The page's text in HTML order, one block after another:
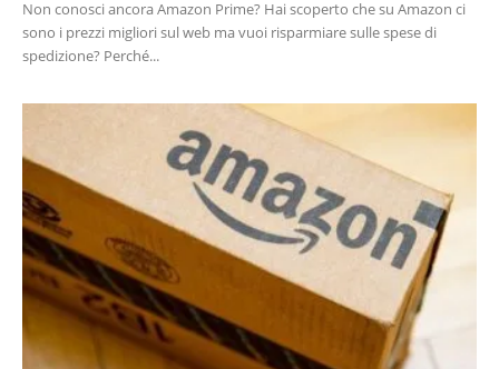
Non conosci ancora Amazon Prime? Hai scoperto che su Amazon ci
sono i prezzi migliori sul web ma vuoi risparmiare sulle spese di
spedizione? Perché...